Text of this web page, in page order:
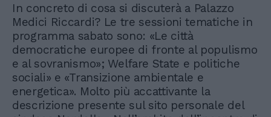
In concreto di cosa si discuterà a Palazzo
Medici Riccardi? Le tre sessioni tematiche in
programma sabato sono: «Le città
democratiche europee di fronte al populismo
e al sovranismo»; Welfare State e politiche
sociali» e «Transizione ambientale e
energetica». Molto più accattivante la
descrizione presente sul sito personale del